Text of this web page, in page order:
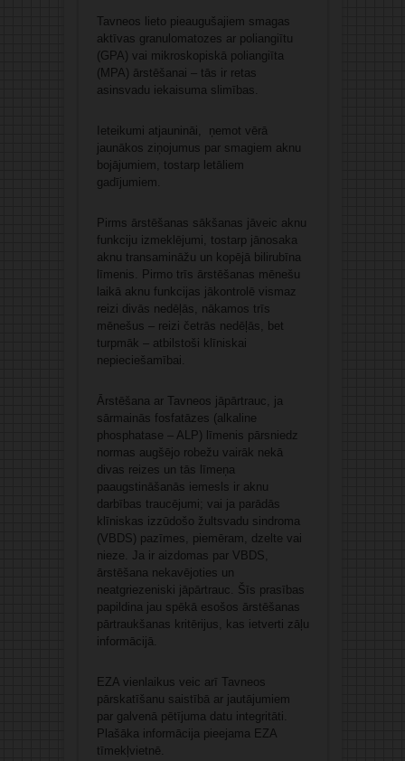
Tavneos lieto pieaugušajiem smagas
aktīvas granulomatozes ar poliangiītu
(GPA) vai mikroskopiskā poliangiīta
(MPA) ārstēšanai – tās ir retas
asinsvadu iekaisuma slimības.
Ieteikumi atjaunināi, ņemot vērā
jaunākos ziņojumus par smagiem aknu
bojājumiem, tostarp letāliem
gadījumiem.
Pirms ārstēšanas sākšanas jāveic aknu
funkciju izmeklējumi, tostarp jānosaka
aknu transamināžu un kopējā bilirubīna
līmenis. Pirmo trīs ārstēšanas mēnešu
laikā aknu funkcijas jākontrolē vismaz
reizi divās nedēļās, nākamos trīs
mēnešus – reizi četrās nedēļās, bet
turpmāk – atbilstoši klīniskai
nepieciešamībai.
Ārstēšana ar Tavneos jāpārtrauc, ja
sārmainās fosfatāzes (alkaline
phosphatase – ALP) līmenis pārsniedz
normas augšējo robežu vairāk nekā
divas reizes un tās līmeņa
paaugstināšanās iemesls ir aknu
darbības traucējumi; vai ja parādās
klīniskas izzūdošo žultsvadu sindroma
(VBDS) pazīmes, piemēram, dzelte vai
nieze. Ja ir aizdomas par VBDS,
ārstēšana nekavējoties un
neatgriezeniski jāpārtrauc. Šīs prasības
papildina jau spēkā esošos ārstēšanas
pārtraukšanas kritērijus, kas ietverti zāļu
informācijā.
EZA vienlaikus veic arī Tavneos
pārskatīšanu saistībā ar jautājumiem
par galvenā pētījuma datu integritāti.
Plašāka informācija pieejama EZA
tīmekļvietnē.